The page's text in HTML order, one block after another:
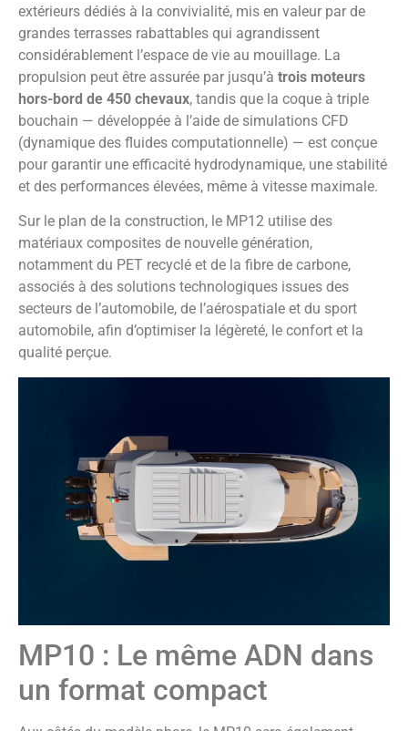
extérieurs dédiés à la convivialité, mis en valeur par de
grandes terrasses rabattables qui agrandissent
considérablement l’espace de vie au mouillage. La
propulsion peut être assurée par jusqu’à trois moteurs
hors-bord de 450 chevaux, tandis que la coque à triple
bouchain — développée à l’aide de simulations CFD
(dynamique des fluides computationnelle) — est conçue
pour garantir une efficacité hydrodynamique, une stabilité
et des performances élevées, même à vitesse maximale.
Sur le plan de la construction, le MP12 utilise des
matériaux composites de nouvelle génération,
notamment du PET recyclé et de la fibre de carbone,
associés à des solutions technologiques issues des
secteurs de l’automobile, de l’aérospatiale et du sport
automobile, afin d’optimiser la légèreté, le confort et la
qualité perçue.
MP10 : Le même ADN dans
un format compact